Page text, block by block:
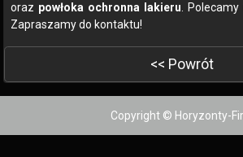
oraz powłoka ochronna lakieru. Polecamy
Zapraszamy do kontaktu!
<< Powrót
Copyright © Horyzonty-